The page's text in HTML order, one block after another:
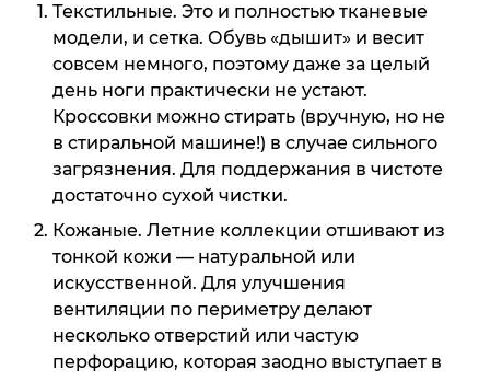
Текстильные. Это и полностью тканевые
модели, и сетка. Обувь «дышит» и весит
совсем немного, поэтому даже за целый
день ноги практически не устают.
Кроссовки можно стирать (вручную, но не
в стиральной машине!) в случае сильного
загрязнения. Для поддержания в чистоте
достаточно сухой чистки.
Кожаные. Летние коллекции отшивают из
тонкой кожи — натуральной или
искусственной. Для улучшения
вентиляции по периметру делают
несколько отверстий или частую
перфорацию, которая заодно выступает в